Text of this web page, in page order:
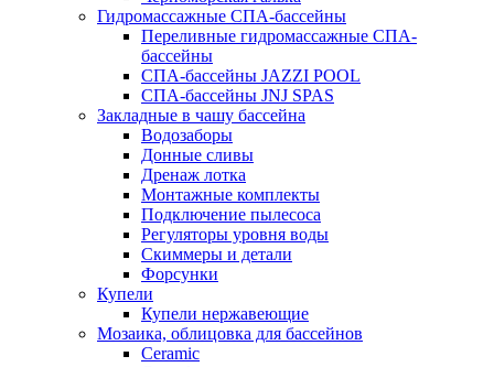
Гидромассажные СПА-бассейны
Переливные гидромассажные СПА-
бассейны
СПА-бассейны JAZZI POOL
СПА-бассейны JNJ SPAS
Закладные в чашу бассейна
Водозаборы
Донные сливы
Дренаж лотка
Монтажные комплекты
Подключение пылесоса
Регуляторы уровня воды
Скиммеры и детали
Форсунки
Купели
Купели нержавеющие
Мозаика, облицовка для бассейнов
Ceramic